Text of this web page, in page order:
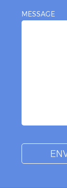
MESSAGE